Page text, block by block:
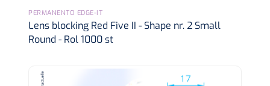
PERMANENTO EDGE-IT
Lens blocking Red Five II - Shape nr. 2 Small
Round - Rol 1000 st